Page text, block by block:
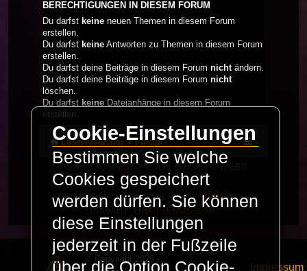
BERECHTIGUNGEN IN DIESEM FORUM
Du darfst keine neuen Themen in diesem Forum
erstellen.
Du darfst keine Antworten zu Themen in diesem Forum
erstellen.
Du darfst deine Beiträge in diesem Forum nichtändern.
Du darfst deine Beiträge in diesem Forum nicht
löschen.
Du darfst keine Dateianhänge in diesem Forum
erstellen.
LaserFreak.net Forum
phpBB
Limited
Deutsche Übersetzung durch phpBB.de
PRIVACY_LINK
TERMS_LINK
© Copyright 2025 -
Impressum
Cookie-Einstellungen
Bestimmen Sie welche
Cookies gespeichert
werden dürfen. Sie können
diese Einstellungen
jederzeit in der Fußzeile
über die Option Cookie-